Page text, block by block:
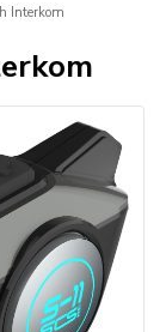
Interkom